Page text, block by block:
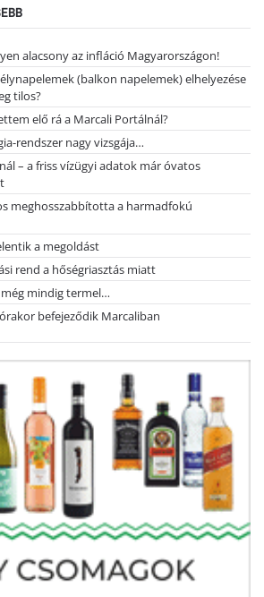
alacsony az infláció Magyarországon!
(balkon napelemek) elhelyezése
tilos?
elő rá a Marcali Portálnál?
rendszer nagy vizsgája…
– a friss vízügyi adatok már óvatos
meghosszabbította a harmadfokú
a megoldást
rend a hőségriasztás miatt
mindig termel…
befejeződik Marcaliban